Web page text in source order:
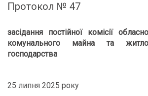
Протокол № 47
засідання постійної комісії
комунального майна та
господарства
25 липня 2025 року